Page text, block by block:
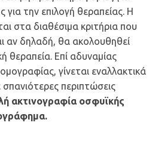
την επιλογή θεραπείας. Η
στα διαθέσιμα κριτήρια που
αν δηλαδή, θα ακολουθηθεί
θεραπεία. Επί αδυναμίας
γίνεται εναλλακτικά
σπανιότερες περιπτώσεις
ακτινογραφία οσφυϊκής